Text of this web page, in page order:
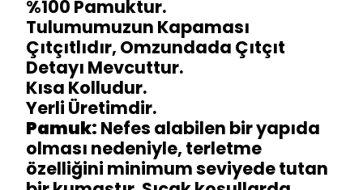
%100 Pamuktur.
Tulumumuzun Kapaması
Çıtçıtlıdır, Omzundada Çıtçıt
Detayı Mevcuttur.
Kısa Kolludur.
Yerli Üretimdir.
Pamuk: Nefes alabilen bir yapıda
olması nedeniyle, terletme
özelliğini minimum seviyede tutan